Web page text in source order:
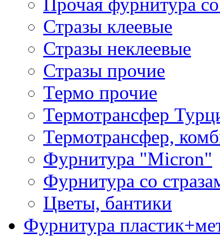
Стразы клеевые
Стразы неклеевые
Стразы прочие
Термо прочие
Термотрансфер
Термотрансфер,
Фурнитура "Micron"
Фурнитура со
Цветы, бантики
Фурнитура